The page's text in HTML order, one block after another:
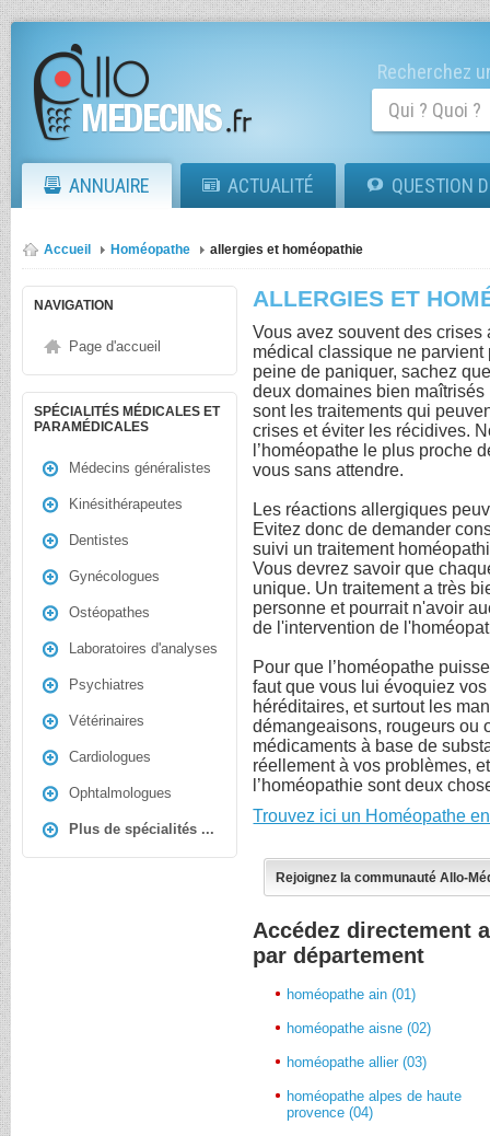
Recherchez
ANNUAIRE ACTUALITÉ QUESTION
Accueil Homéopathe allergies et homéopathie
NAVIGATION
Page d'accueil
SPÉCIALITÉS MÉDICALES ET
PARAMÉDICALES
Médecins généralistes
Kinésithérapeutes
Dentistes
Gynécologues
Ostéopathes
Laboratoires d'analyses
Psychiatres
Vétérinaires
Cardiologues
Ophtalmologues
Plus de spécialités ...
ALLERGIES ET
Vous avez souvent des
médical classique ne
peine de paniquer, sachez
deux domaines bien maîtrisés
sont les traitements qui
crises et éviter les récidives.
l’homéopathe le plus proche
vous sans attendre.
Les réactions allergiques
Evitez donc de demander
suivi un traitement
Vous devrez savoir que
unique. Un traitement a très
personne et pourrait n'avoir
de l'intervention de
Pour que l’homéopathe
faut que vous lui évoquiez
héréditaires, et surtout les
démangeaisons, rougeurs
médicaments à base de
réellement à vos problèmes,
l’homéopathie sont deux
Trouvez ici un Homéopathe
Rejoignez la communauté Allo-
Accédez directement
par département
homéopathe ain (01)
homéopathe aisne (02)
homéopathe allier (03)
homéopathe alpes de haute
provence (04)